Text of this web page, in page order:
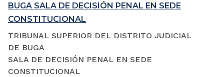
BUGA SALA DE DECISIÓN PENAL EN SEDE
CONSTITUCIONAL
TRIBUNAL SUPERIOR DEL DISTRITO JUDICIAL
DE BUGA
SALA DE DECISIÓN PENAL EN SEDE
CONSTITUCIONAL